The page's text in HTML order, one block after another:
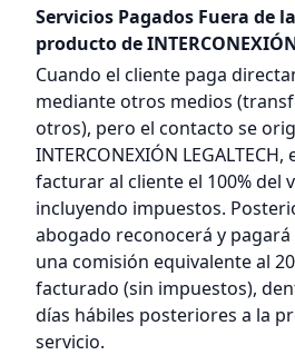
Servicios Pagados Fuera de
producto de
Cuando el cliente paga
mediante otros medios
otros), pero el contacto se
INTERCONEXIÓN
facturar al cliente el 100% del
incluyendo impuestos.
abogado reconocerá y pagará
una comisión equivalente al
facturado (sin impuestos),
días hábiles posteriores a la
servicio.